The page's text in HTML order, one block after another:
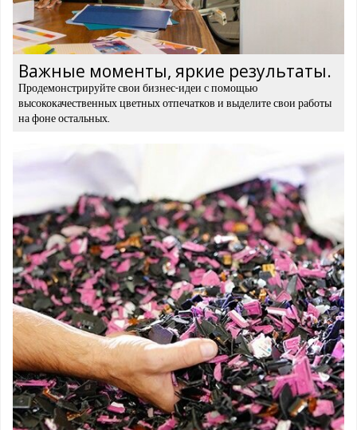
Важные моменты, яркие результаты.
Продемонстрируйте свои бизнес-идеи с помощью
высококачественных цветных отпечатков и выделите свои работы
на фоне остальных.